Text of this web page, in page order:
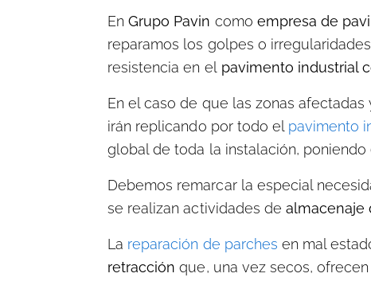
EnGrupo Pavin como empresa de
reparamos los golpes o
resistencia en el pavimento industrial
En el caso de que las zonas afectadas
irán replicando por todo el pavimento
global de toda la instalación,
Debemos remarcar la especial
se realizan actividades de almacenaje
La reparación de parches en mal
retracción que, una vez secos,